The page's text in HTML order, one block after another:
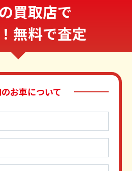
買取店で
無料で査定
お車について